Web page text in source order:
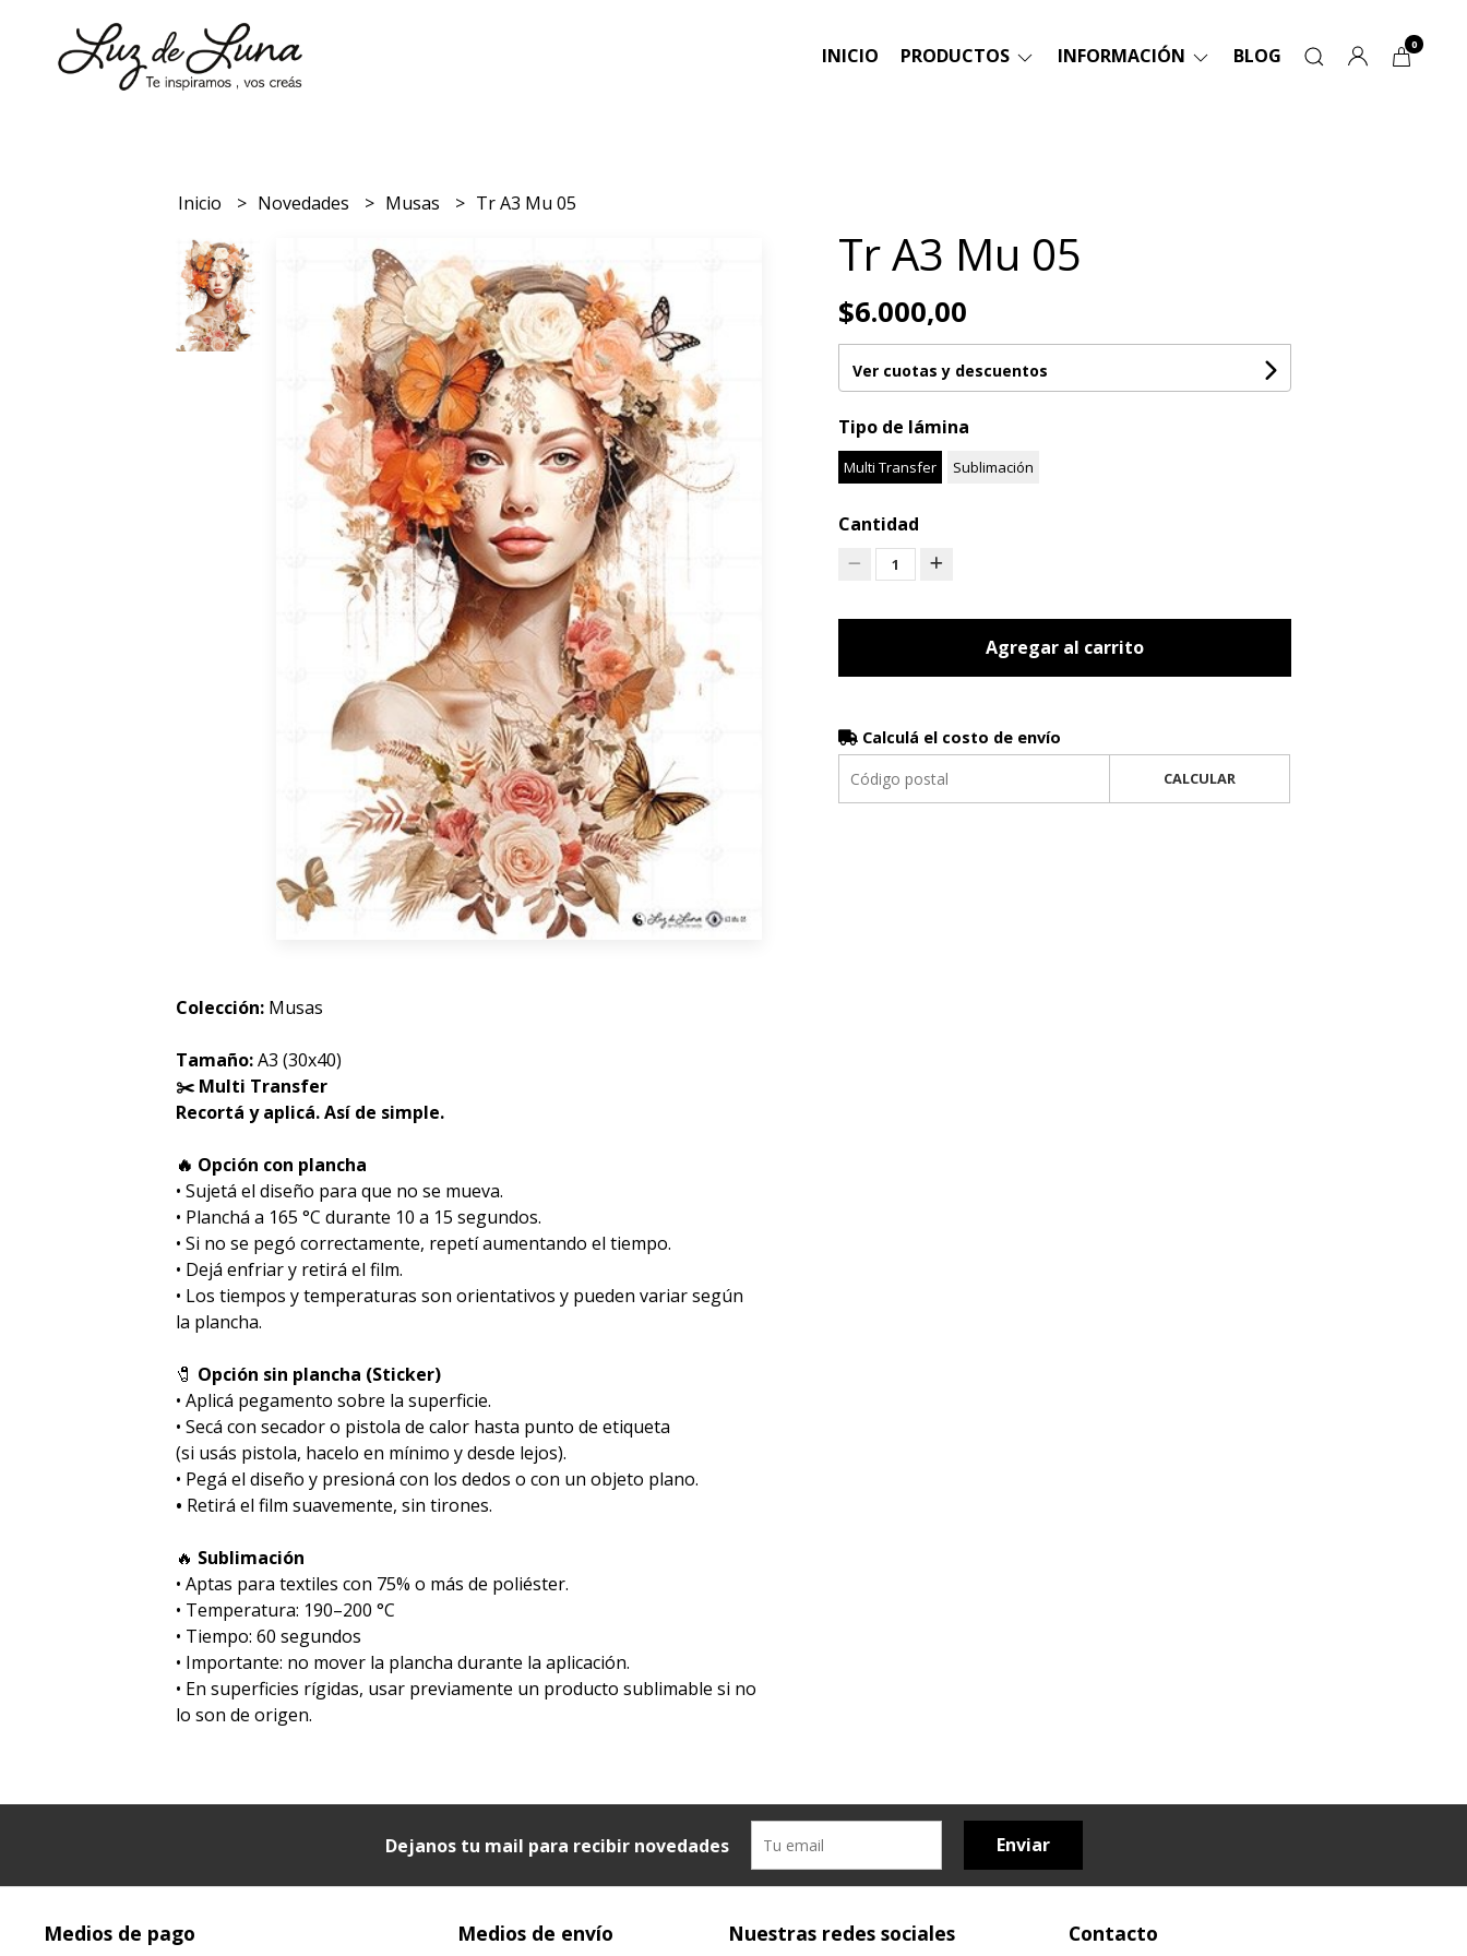
INICIO PRODUCTOS INFORMACIÓN BLOG 0
Inicio Novedades Musas Tr A3 Mu 05
Colección: Musas
Tamaño:A3 (30x40)
✂️ Multi Transfer
Recortá y aplicá. Así de simple.
🔥 Opción con plancha
• Sujetá el diseño para que no se mueva.
• Planchá a 165 °C durante 10 a 15 segundos.
• Si no se pegó correctamente, repetí aumentando el tiempo.
• Dejá enfriar y retirá el film.
• Los tiempos y temperaturas son orientativos y pueden variar según
la plancha.
🧷 Opción sin plancha (Sticker)
• Aplicá pegamento sobre la superficie.
• Secá con secador o pistola de calor hasta punto de etiqueta
(si usás pistola, hacelo en mínimo y desde lejos).
• Pegá el diseño y presioná con los dedos o con un objeto plano.
• Retirá el film suavemente, sin tirones.
🔥 Sublimación
•⁠ ⁠Aptas para textiles con 75% o más de poliéster.
•⁠ ⁠Temperatura: 190–200 °C
•⁠ ⁠Tiempo: 60 segundos
•⁠ ⁠Importante: no mover la plancha durante la aplicación.
•⁠ ⁠En superficies rígidas, usar previamente un producto sublimable si no
lo son de origen.
Tr A3 Mu 05
$6.000,00
Ver cuotas y descuentos
Tipo de lámina
Multi Transfer Sublimación
Cantidad
1
Agregar al carrito
Calculá el costo de envío
CALCULAR
Dejanos tu mail para recibir novedades Enviar
Medios de pago Medios de envío Nuestras redes sociales Contacto